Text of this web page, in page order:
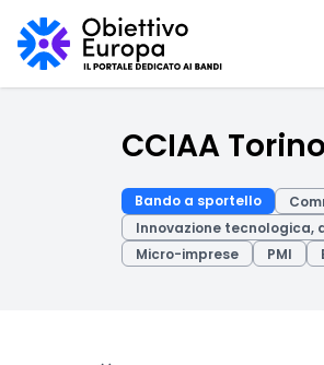
CCIAA
Bando a sportello
Innovazione tecnologica,
Micro-imprese
PMI